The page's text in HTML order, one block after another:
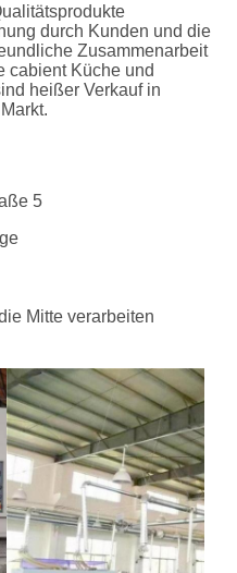
durch Kunden und die
Zusammenarbeit
cabient Küche und
heißer Verkauf in
5
Mitte verarbeiten